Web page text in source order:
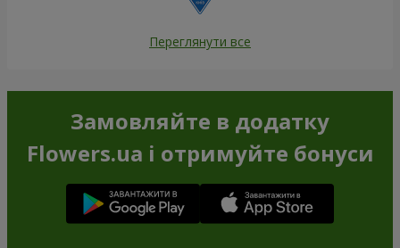
Переглянути все
Замовляйте в додатку
Flowers.ua і отримуйте бонуси